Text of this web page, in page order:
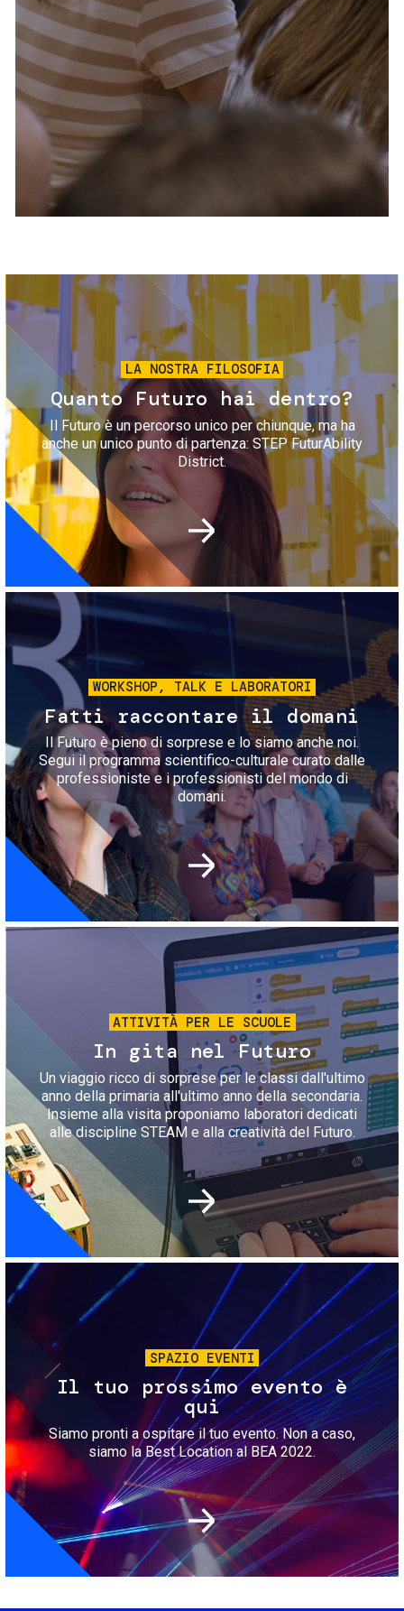
Servizi e accessibilità
Contatti
FAQ
Biglietti
Immagine
LA NOSTRA FILOSOFIA
Quanto Futuro hai dentro?
Il Futuro è un percorso unico per chiunque, ma ha
anche un unico punto di partenza: STEP FuturAbility
District.
Immagine
WORKSHOP, TALK E LABORATORI
Fatti raccontare il domani
Il Futuro è pieno di sorprese e lo siamo anche noi.
Segui il programma scientifico-culturale curato dalle
professioniste e i professionisti del mondo di
domani.
Immagine
ATTIVITÀ PER LE SCUOLE
In gita nel Futuro
Un viaggio ricco di sorprese per le classi dall'ultimo
anno della primaria all'ultimo anno della secondaria.
Insieme alla visita proponiamo laboratori dedicati
alle discipline STEAM e alla creatività del Futuro.
Immagine
SPAZIO EVENTI
Il tuo prossimo evento è
qui
Siamo pronti a ospitare il tuo evento. Non a caso,
siamo la Best Location al BEA 2022.